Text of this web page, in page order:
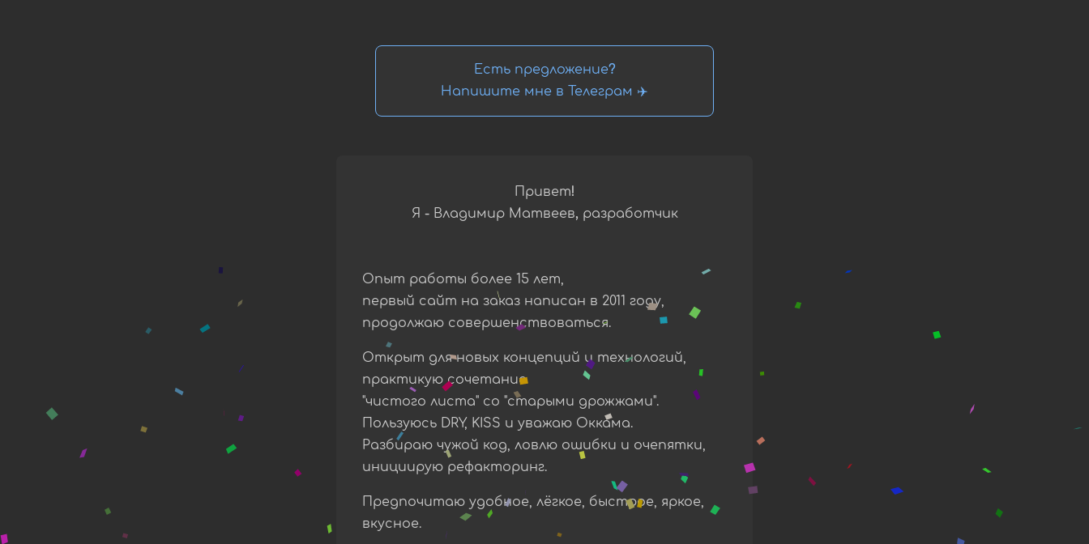
Есть предложение?
Напишите мне в Телеграм ✈️
Привет!
Я - Владимир Матвеев, разработчик
Опыт работы более 15 лет,
первый сайт на заказ написан в 2011 году,
продолжаю совершенствоваться.
Открыт для новых концепций и технологий,
практикую сочетание
"чистого листа" со "старыми дрожжами".
Пользуюсь DRY, KISS и уважаю Оккама.
Разбираю чужой код, ловлю ошибки и очепятки,
инициирую рефакторинг.
Предпочитаю удобное, лёгкое, быстрое, яркое,
вкусное.